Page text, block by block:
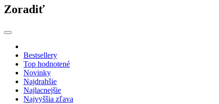
Zoradiť
Bestsellery
Top hodnotené
Novinky
Najdrahšie
Najlacnejšie
Najvyššia zľava